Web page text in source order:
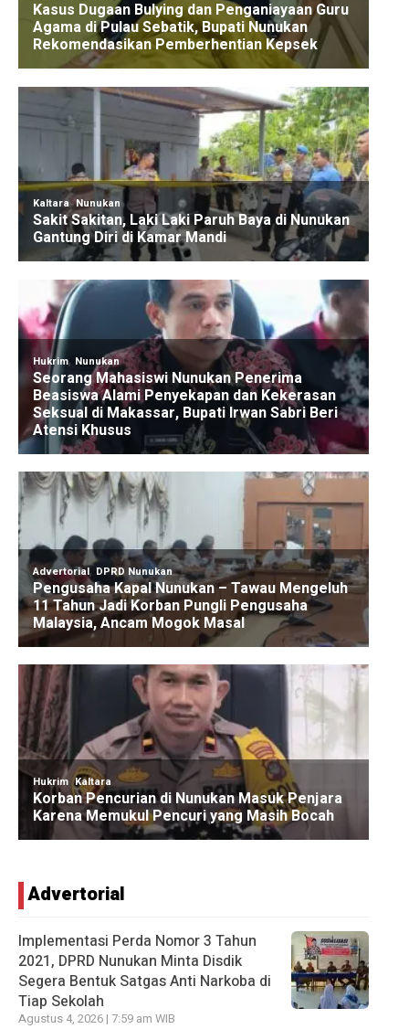
Advertorial
Implementasi Perda Nomor 3 Tahun
2021, DPRD Nunukan Minta Disdik
Segera Bentuk Satgas Anti Narkoba di
Tiap Sekolah
Agustus 4, 2026 | 7:59 am WIB